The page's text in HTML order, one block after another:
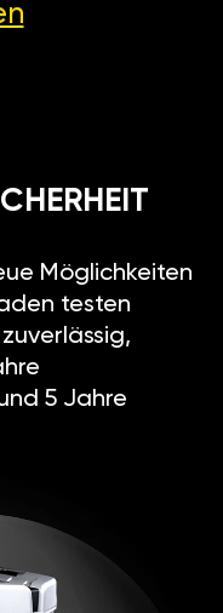
Möglichkeiten
testen
5 Jahre